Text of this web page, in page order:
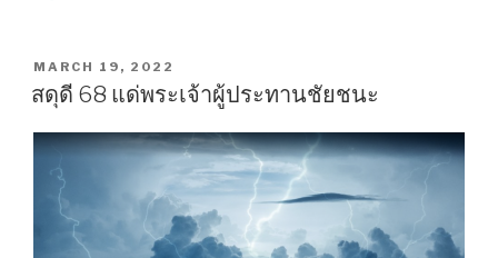
POSTED
ON
MARCH 19, 2022
สดุดี 68 แด่พระเจ้าผู้ประทานชัยชนะ